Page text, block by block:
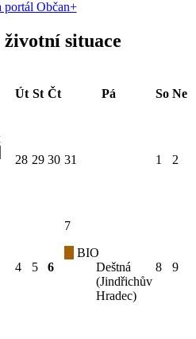
portál Občan+
životní situace
Út St Čt Pá So Ne
28 29 30 31 1 2
4 5 6
7
BIO
Deštná
(Jindřichův
Hradec)
8 9